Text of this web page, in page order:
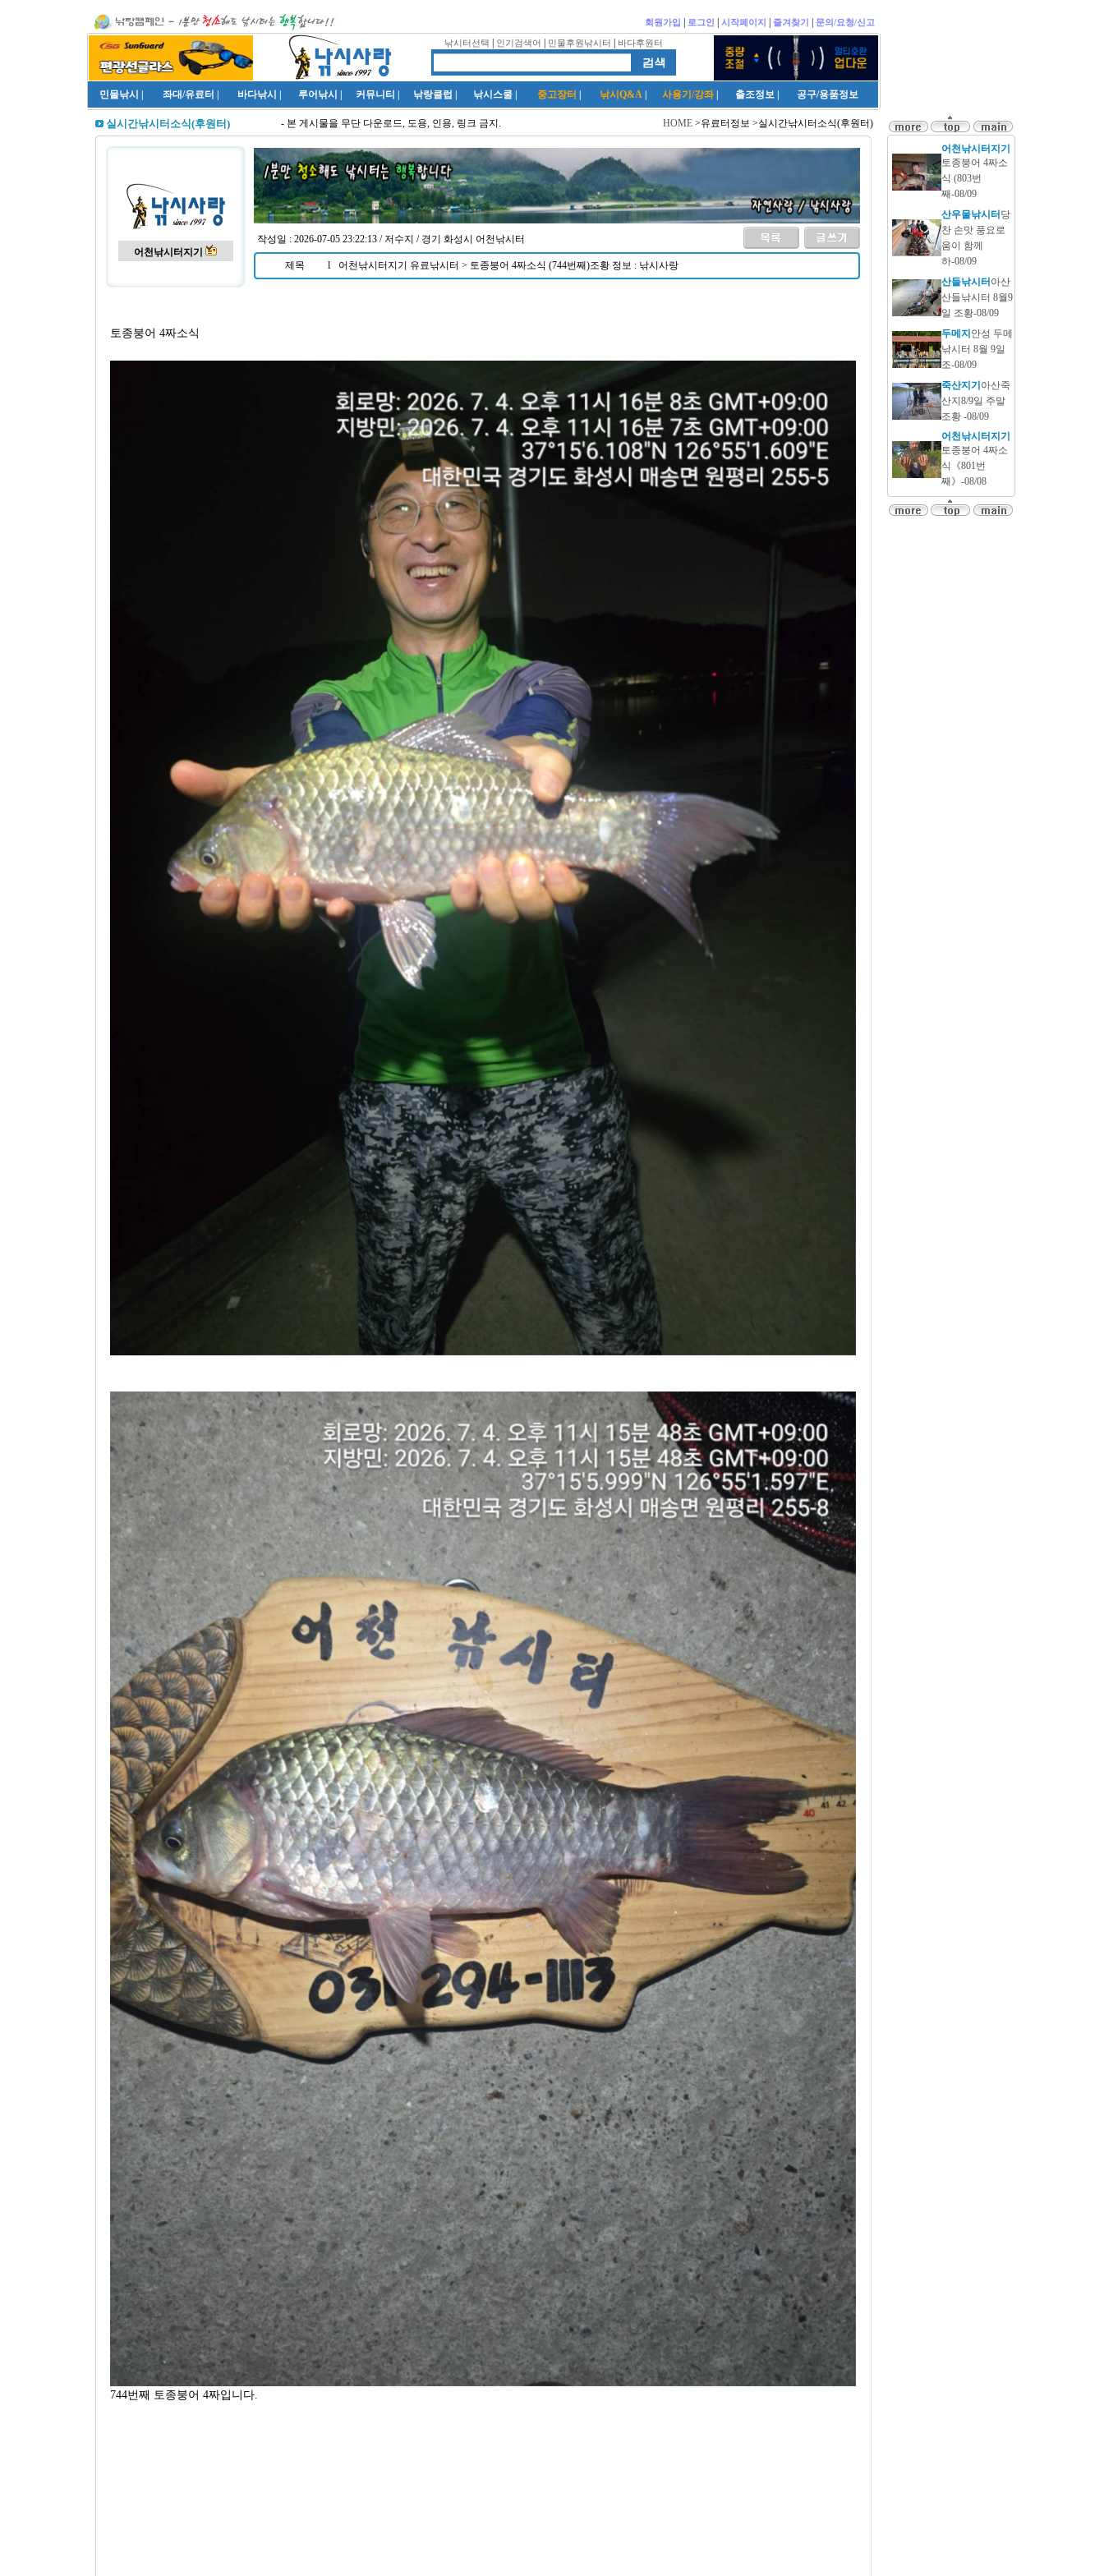
회원가입 로그인 시작페이지 즐겨찾기 문의/요청/신고
낚시터선택 인기검색어 민물후원낚시터 바다후원터
민물낚시 좌대/유료터 바다낚시 루어낚시 커뮤니티 낚랑클럽 낚시스쿨 중고장터 낚시Q&A 사용기/강좌 출조정보 공구/용품정보
실시간낚시터소식(후원터) - 본 게시물을 무단 다운로드, 도용, 인용, 링크 금지. HOME>유료터정보 >실시간낚시터소식(후원터)
어천낚시터지기
작성일 : 2026-07-05 23:22:13 / 저수지 / 경기 화성시 어천낚시터
제목 l 어천낚시터지기 유료낚시터 > 토종붕어 4짜소식 (744번째)조황 정보 : 낚시사랑
토종붕어 4짜소식
744번째 토종붕어 4짜입니다.
어천낚시터지기
토종붕어 4짜소
식 (803번
째-08/09
산우물낚시터 당
찬 손맛 풍요로
움이 함께
하-08/09
산들낚시터 아산
산들낚시터 8월9
일 조황-08/09
두메지 안성 두메
낚시터 8월 9일
조-08/09
죽산지기 아산죽
산지8/9일 주말
조황 -08/09
어천낚시터지기
토종붕어 4짜소
식《801번
째》-08/08